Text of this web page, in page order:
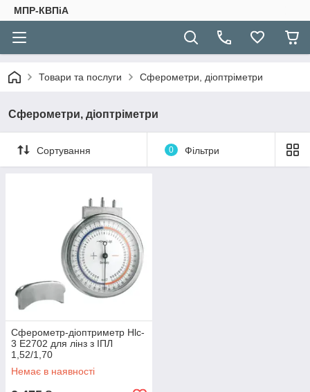
МПР-КВПіА
Товари та послуги Сферометри, діоптріметри
Сферометри, діоптріметри
Сортування 0 Фільтри
Cферометр-діоптриметр Hlc-
3 E2702 для лінз з ІПЛ
1,52/1,70
Немає в наявності